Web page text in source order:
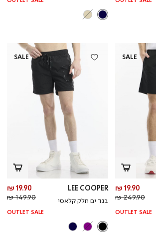
SALE
מחיר
מוצר
19.90 ₪
מחיר
רגיל
249.90 ₪
OUTLET SALE
SALE
LEE COOPER
בגד ים חלק קלאסי
19.90 ₪
149.90 ₪
OUTLET SALE